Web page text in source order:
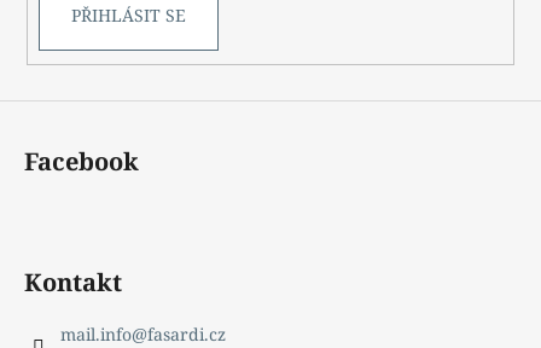
PŘIHLÁSIT SE
Facebook
Kontakt
mail.info@fasardi.cz